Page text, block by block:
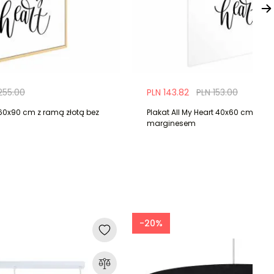
cm z ramą złotą bez
PLN 153.00
PLN 143.82
Plakat All My Heart 40x60 cm bez
marginesem
-20%